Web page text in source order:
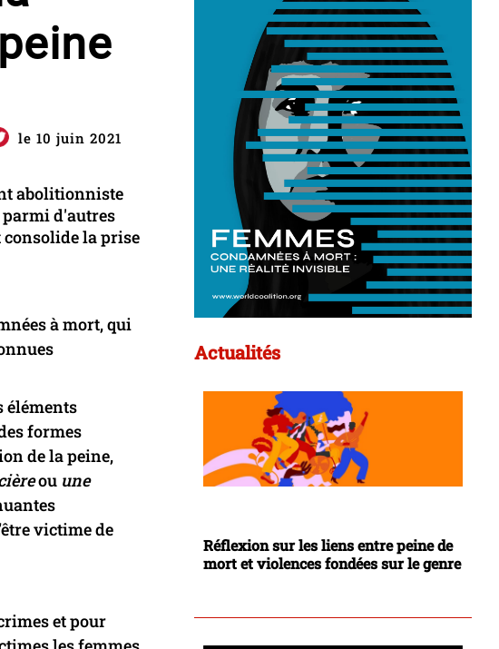
le 10 juin 2021
abolitionniste
d'autres
la prise
à mort, qui
éléments
formes
de la peine,
ou une
victime de
et pour
Actualités
Réflexion sur les liens entre peine de
mort et violences fondées sur le genre